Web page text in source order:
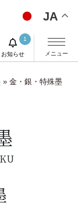
JA
お知らせ
1
メニュー
» 金・銀・特殊墨